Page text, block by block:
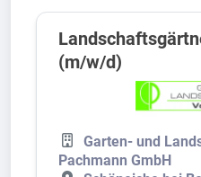
(m/w/d)
Garten- und
Pachmann GmbH